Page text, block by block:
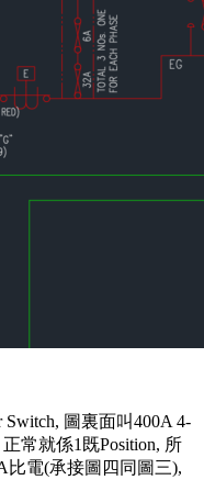
Switch, 圖裏面叫400A 4-
正常就係1既Position, 所
比電(承接圖四同圖三),